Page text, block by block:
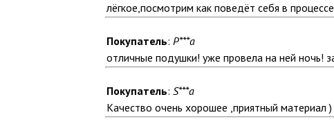
лёгкое,посмотрим как поведёт себя в
Покупатель: P***a
отличные подушки! уже провела на ней ночь!
Покупатель: S***a
Качество очень хорошее ,приятный материал )